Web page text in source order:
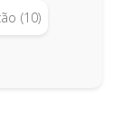
(10)